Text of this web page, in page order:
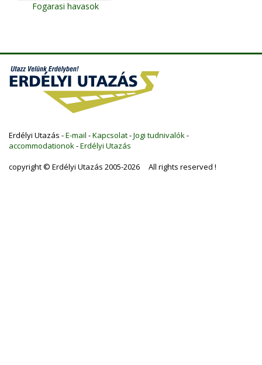
Fogarasi havasok
Erdélyi Utazás -E-mail -Kapcsolat-Jogi tudnivalók-
accommodationok-Erdélyi Utazás
copyright © Erdélyi Utazás 2005-2026 All rights reserved !